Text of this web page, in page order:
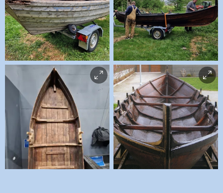
Bildet er hentet fra
digitaltmuseum.org
- Eier: Museet kystens arv
Bildet er hentet fra
digitaltmuseum.org
- Eier: Museet kystens arv
Bildet er hentet fra
Bildet er hentet fra